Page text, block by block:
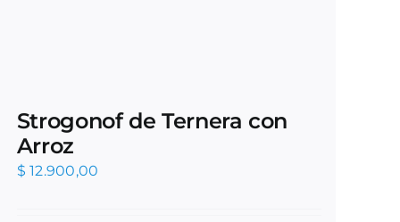
Strogonof de Ternera con
Arroz
$ 12.900,00